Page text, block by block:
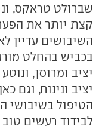
שברולט טראקס,
קצת יותר את
השיבושים עדיין
בכביש בהחלט
יציב ומרוסן,
יציב ונינוח, וגם
הטיפול בשיבושי
לבידוד רעשים טוב